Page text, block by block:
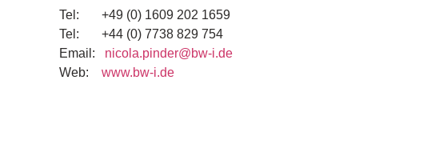
Tel: +49 (0) 1609 202 1659
Tel: +44 (0) 7738 829 754
Email: nicola.pinder@bw-i.de
Web: www.bw-i.de